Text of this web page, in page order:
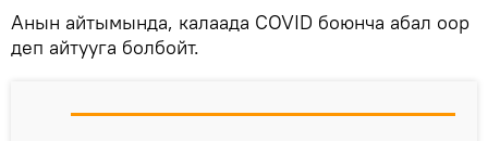
Анын айтымында, калаада COVID боюнча абал оор
деп айтууга болбойт.